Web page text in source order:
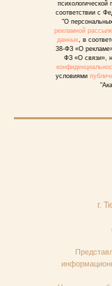
психологической
соответствии с
"О
рекламной
данных, в
38-ФЗ «О
ФЗ «О связи»,
условиями
г.